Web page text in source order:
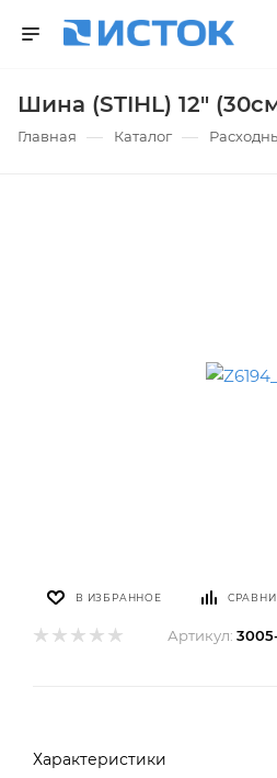
Шина (STIHL) 12"
Главная — Каталог —
В ИЗБРАННОЕ
Артикул:
Характеристики